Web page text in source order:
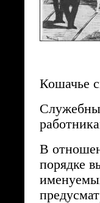
Кошачье
В
порядке